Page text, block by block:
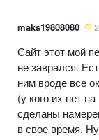
maks19808080 2
Сайт этот мой
не заврался.
ним вроде все
(у кого их нет
сделаны
в свое время.